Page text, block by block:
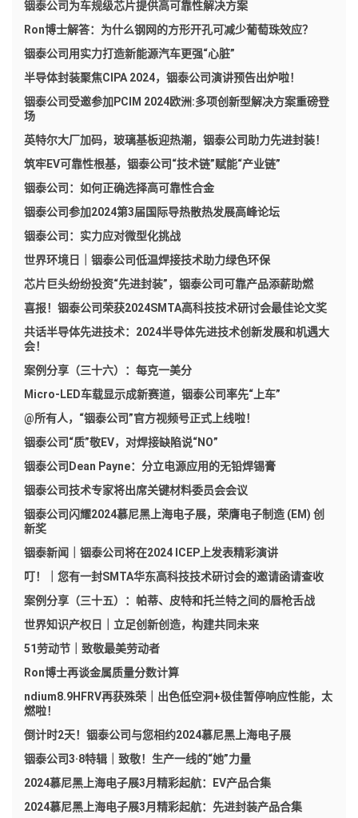
铟泰公司为车规级芯片提供高可靠性解决方案
Ron博士解答：为什么钢网的方形开孔可减少葡萄珠效应？
铟泰公司用实力打造新能源汽车更强“心脏”
半导体封装聚焦CIPA 2024，铟泰公司演讲预告出炉啦！
铟泰公司受邀参加PCIM 2024欧洲:多项创新型解决方案重磅登
场
英特尔大厂加码，玻璃基板迎热潮，铟泰公司助力先进封装！
筑牢EV可靠性根基，铟泰公司“技术链”赋能“产业链”
铟泰公司：如何正确选择高可靠性合金
铟泰公司参加2024第3届国际导热散热发展高峰论坛
铟泰公司：实力应对微型化挑战
世界环境日｜铟泰公司低温焊接技术助力绿色环保
芯片巨头纷纷投资“先进封装”，铟泰公司可靠产品添薪助燃
喜报！铟泰公司荣获2024SMTA高科技技术研讨会最佳论文奖
共话半导体先进技术：2024半导体先进技术创新发展和机遇大
会！
案例分享（三十六）：每克一美分
Micro-LED车载显示成新赛道，铟泰公司率先“上车”
@所有人，“铟泰公司”官方视频号正式上线啦！
铟泰公司“质”敬EV，对焊接缺陷说“NO”
铟泰公司Dean Payne：分立电源应用的无铅焊锡膏
铟泰公司技术专家将出席关键材料委员会会议
铟泰公司闪耀2024慕尼黑上海电子展，荣膺电子制造 (EM) 创
新奖
铟泰新闻｜铟泰公司将在2024 ICEP上发表精彩演讲
叮！｜您有一封SMTA华东高科技技术研讨会的邀请函请查收
案例分享（三十五）：帕蒂、皮特和托兰特之间的唇枪舌战
世界知识产权日｜立足创新创造，构建共同未来
51劳动节｜致敬最美劳动者
Ron博士再谈金属质量分数计算
ndium8.9HFRV再获殊荣｜出色低空洞+极佳暂停响应性能，太
燃啦！
倒计时2天！铟泰公司与您相约2024慕尼黑上海电子展
铟泰公司3·8特辑｜致敬！生产一线的“她”力量
2024慕尼黑上海电子展3月精彩起航：EV产品合集
2024慕尼黑上海电子展3月精彩起航：先进封装产品合集